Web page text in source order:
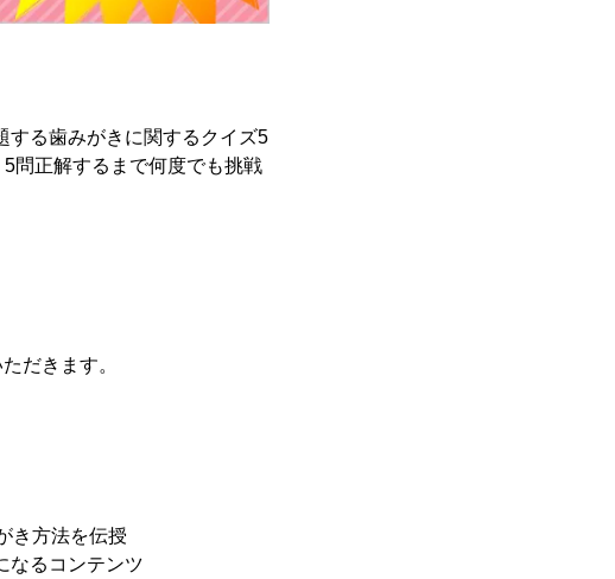
する歯みがきに関するクイズ5
問正解するまで何度でも挑戦
だきます。
き方法を伝授
なるコンテンツ